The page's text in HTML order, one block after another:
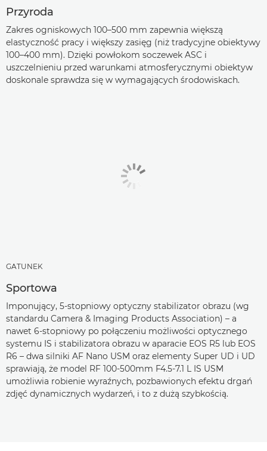
Przyroda
Zakres ogniskowych 100–500 mm zapewnia większą
elastyczność pracy i większy zasięg (niż tradycyjne obiektywy
100–400 mm). Dzięki powłokom soczewek ASC i
uszczelnieniu przed warunkami atmosferycznymi obiektyw
doskonale sprawdza się w wymagających środowiskach.
GATUNEK
Sportowa
Imponujący, 5-stopniowy optyczny stabilizator obrazu (wg
standardu Camera & Imaging Products Association) – a
nawet 6-stopniowy po połączeniu możliwości optycznego
systemu IS i stabilizatora obrazu w aparacie EOS R5 lub EOS
R6 – dwa silniki AF Nano USM oraz elementy Super UD i UD
sprawiają, że model RF 100-500mm F4.5-7.1 L IS USM
umożliwia robienie wyraźnych, pozbawionych efektu drgań
zdjęć dynamicznych wydarzeń, i to z dużą szybkością.